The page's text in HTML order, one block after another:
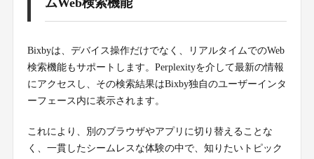
ムWeb検索機能
Bixbyは、デバイス操作だけでなく、リアルタイムでのWeb
検索機能もサポートします。Perplexityを介して最新の情報
にアクセスし、その検索結果はBixby独自のユーザーインタ
ーフェース内に表示されます。
これにより、別のブラウザやアプリに切り替えることな
く、一貫したシームレスな体験の中で、知りたいトピック